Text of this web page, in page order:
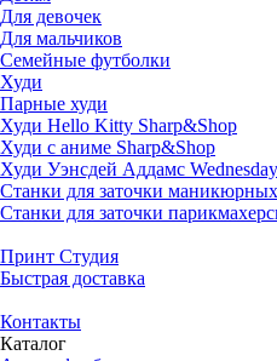
Для девочек
Для мальчиков
Семейные футболки
Худи
Парные худи
Худи Hello Kitty Sharp&Shop
Худи с аниме Sharp&Shop
Худи Уэнсдей Аддамс
Станки для заточки
Станки для заточки
Принт Студия
Быстрая доставка
Контакты
Каталог